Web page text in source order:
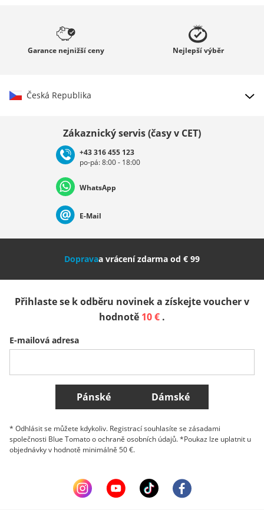
Garance nejnižší ceny Nejlepšívýběr
Česká Republika
Deutschland Österreich
Nederland Italia (Italiano) Italien (Deutsch)
Slovenija
Belgique (Français) Danmark Norge
Všechny země
Zákaznický servis (časy v CET)
+43 316 455 123
po-pá: 8:00 - 18:00
WhatsApp
E-Mail
Dopravaa vrácení zdarma od € 99
Přihlaste se k odběru novinek a získejte voucher v
hodnotě 10 € .
E-mailová adresa
Pánské Dámské
* Odhlásit se můžete kdykoliv. Registrací souhlasíte se zásadami
společnosti Blue Tomato o ochraně osobních údajů. *Poukaz lze uplatnit u
objednávky v hodnotě minimálně 50 €.